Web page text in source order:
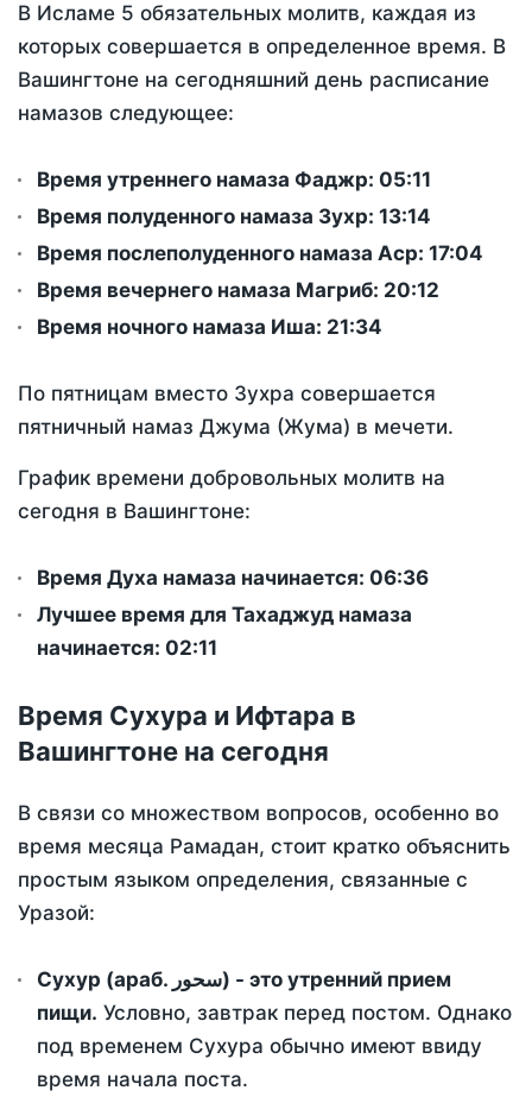
В Исламе 5 обязательных молитв, каждая из
которых совершается в определенное время. В
Вашингтоне на сегодняшний день расписание
намазов следующее:
Время утреннего намаза Фаджр: 05:11
Время полуденного намаза Зухр: 13:14
Время послеполуденного намаза Аср: 17:04
Время вечернего намаза Магриб: 20:12
Время ночного намаза Иша: 21:34
По пятницам вместо Зухра совершается
пятничный намаз Джума (Жума) в мечети.
График времени добровольных молитв на
сегодня в Вашингтоне:
Время Духа намаза начинается: 06:36
Лучшее время для Тахаджуд намаза
начинается: 02:11
Время Сухура и Ифтара в
Вашингтоне на сегодня
В связи со множеством вопросов, особенно во
время месяца Рамадан, стоит кратко объяснить
простым языком определения, связанные с
Уразой:
Сухур (араб. سحور) - это утренний прием
пищи. Условно, завтрак перед постом. Однако
под временем Сухура обычно имеют ввиду
время начала поста.